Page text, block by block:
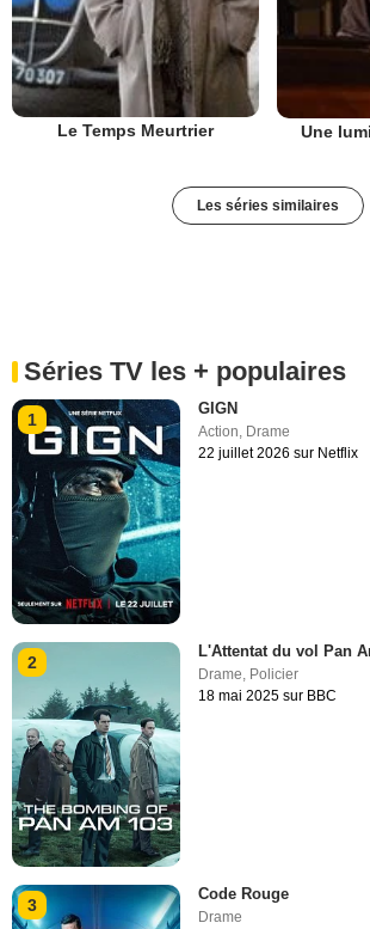
Le Temps Meurtrier Une
Les séries similaires
Séries TV les + populaires
1
GIGN
Action Drame
22 juillet 2026 sur Netflix
2
L'Attentat du vol Pan
Drame, Policier
18 mai 2025 sur BBC
3
Code Rouge
Drame